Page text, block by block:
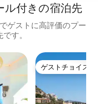
ル付きの宿泊先
ゲストに高評価のプー
す。
ゲストチョイス
ゲストチョイス